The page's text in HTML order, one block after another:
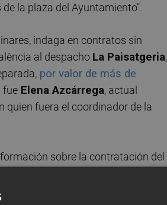
la plaza del Ayuntamiento".
indaga en contratos sin
al despacho La Paisatgeria,
por valor de más de
fue Elena Azcárrega, actual
quien fuera el coordinador de la
sobre la contratación del
más de un año investigando